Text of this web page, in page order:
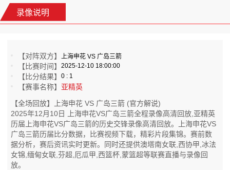
录像说明
【对阵双方】 上海申花 VS 广岛三箭
【比赛时间】2025-12-10 18:00:00
【比分结果】0 : 1
【赛事名称】 亚精英
【全场回放】上海申花 VS 广岛三箭 (官方解说)
2025年12月10日 上海申花VS广岛三箭全程录像高清回放,亚精英
历届上海申花VS广岛三箭的历史交锋录像高清回放。上海申花VS
广岛三箭历届比分数据，比赛视频下载，精彩片段集锦。赛前数
据分析，赛后资讯实时更新。同时还提供澳塔南女联,西协甲,冰法
女锦,缅甸女联,芬超,厄瓜甲,西篮杯,蒙篮超等联赛直播与录像回
放。